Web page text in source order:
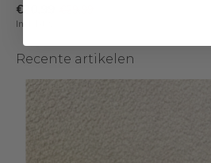
€20,99
Incl. btw
Recente artikelen